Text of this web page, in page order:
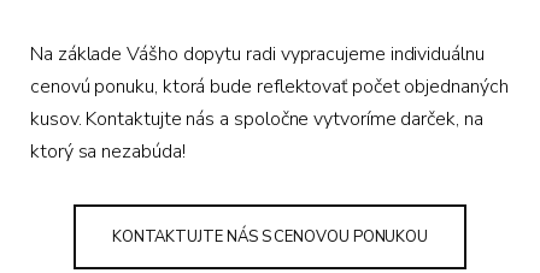
Na základe Vášho dopytu radi vypracujeme individuálnu
cenovú ponuku, ktorá bude reflektovať počet objednaných
kusov. Kontaktujte nás a spoločne vytvoríme darček, na
ktorý sa nezabúda!
KONTAKTUJTE NÁS S CENOVOU PONUKOU